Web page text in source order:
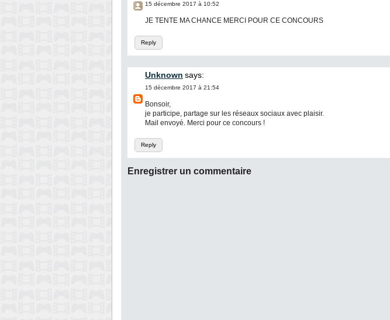
15 décembre 2017 à 10:52
Reply
JE TENTE MA CHANCE MERCI POUR CE CONCOURS
Unknown says:
15 décembre 2017 à 21:54
Reply
Bonsoir,
je participe, partage sur les réseaux sociaux avec plaisir.
Mail envoyé. Merci pour ce concours !
Enregistrer un commentaire